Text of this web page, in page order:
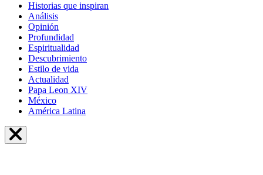
Historias que inspiran
Análisis
Opinión
Profundidad
Espiritualidad
Descubrimiento
Estilo de vida
Actualidad
Papa Leon XIV
México
América Latina